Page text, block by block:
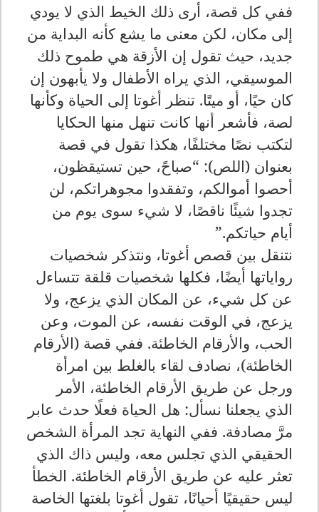
ففي كل قصة، أرى ذلك الخيط الذي لا يودي
إلى مكان، لكن معنى ما يشع كأنه البداية من
جديد، حيث تقول إن الأزقة هي طموح ذلك
الموسيقي، الذي يراه الأطفال ولا يأبهون إن
كان حيًا، أو ميتًا. تنظر أغوتا إلى الحياة وكأنها
لصة، فأشعر أنها كانت تنهل منها الحكايا
لتكتب نصًا مختلفًا، هكذا تقول في قصة
بعنوان (اللص): “صباحً، حين تستيقظون،
أحصوا أموالكم، وتفقدوا مجوهراتكم، لن
تجدوا شيئًا ناقصًا، لا شيء سوى يوم من
أيام حياتكم”.
نتنقل بين قصص أغوتا، ونتذكر شخصيات
رواياتها أيضًا، فكلها شخصيات قلقة تتساءل
عن كل شيء، عن المكان الذي يزعج، ولا
يزعج، في الوقت نفسه، عن الموت، وعن
الحب، والأرقام الخاطئة. ففي قصة (الأرقام
الخاطئة)، نصادف لقاء بالغلط بين امرأة
ورجل عن طريق الأرقام الخاطئة، الأمر
الذي يجعلنا نسأل: هل الحياة فعلًا حدث عابر
مرَّ مصادفة. ففي النهاية تجد المرأة الشخص
الحقيقي الذي تجلس معه، وليس ذاك الذي
تعثر عليه عن طريق الأرقام الخاطئة. الخطأ
ليس حقيقيًا أحيانًا، تقول أغوتا بلغتها الخاصة